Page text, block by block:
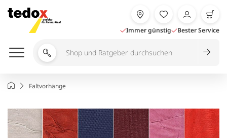
Inhalt
springen
Immer günstig Bester Service
Shop
durchsuchen
StartseiteFaltvorhänge